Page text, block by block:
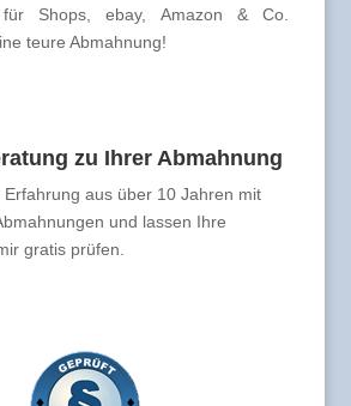
für Shops, ebay, Amazon & Co.
teure Abmahnung!
zu Ihrer Abmahnung
Erfahrung aus über 10 Jahren mit
und lassen Ihre
gratis prüfen.